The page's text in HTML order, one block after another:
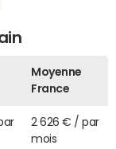
Moyenne
France
2 626 € / par
mois